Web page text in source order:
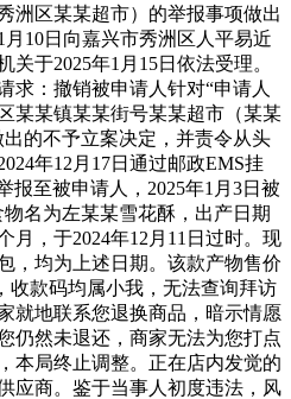
洲区某某超市）的举报事项做出
10日向嘉兴市秀洲区人平易近
于2025年1月15日依法受理。
求：撤销被申请人针对“申请人
某某镇某某街号某某超市（某某
的不予立案决定，并责令从头
年12月17日通过邮政EMS挂
报至被申请人，2025年1月3日被
名为左某某雪花酥，出产日期
月，于2024年12月11日过时。现
，均为上述日期。该款产物售价
收款码均属小我，无法查询拜访
就地联系您退换商品，暗示情愿
仍然未退还，商家无法为您打点
本局终止调整。正在店内发觉的
应商。鉴于当事人初度违法，风